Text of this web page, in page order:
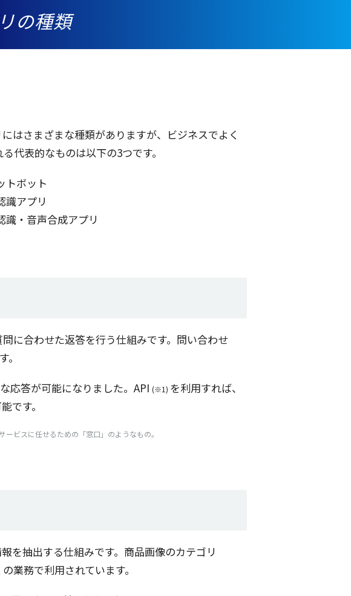
の種類
はさまざまな種類がありますが、ビジネスでよく
代表的なものは以下の3つです。
ボット
アプリ
・音声合成アプリ
問に合わせた返答を行う仕組みです。問い合わせ
。
な応答が可能になりました。API (※1) を利用すれば、
です。
ービスに任せるための「窓口 」のようなもの。
を抽出する仕組みです。 商品画像のカテゴリ
の業務で利用されています。